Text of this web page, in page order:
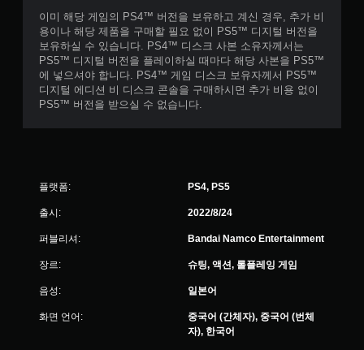
이미 해당 게임의 PS4™ 버전을 보유하고 계신 경우, 추가 비
용이나 해당 제품을 구매할 필요 없이 PS5™ 디지털 버전을
보유하실 수 있습니다. PS4™ 디스크 사본 소유자께서는
PS5™ 디지털 버전을 플레이하실 때마다 해당 사본을 PS5™
에 넣으셔야 합니다. PS4™ 게임 디스크 보유자께서 PS5™
디지털 에디션 비 디스크 콘솔을 구매하시면 추가 비용 없이
PS5™ 버전을 받으실 수 없습니다.
플랫폼: PS4, PS5
출시: 2022/8/24
퍼블리셔: Bandai Namco Entertainment
장르: 슈팅, 액션, 롤플레잉 게임
음성: 일본어
화면 언어:
중국어 (간체자), 중국어 (번체
자), 한국어